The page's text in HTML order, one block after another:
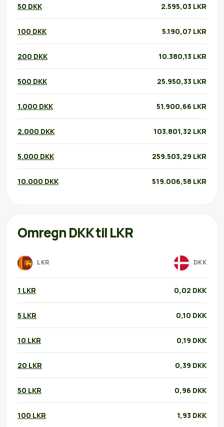
50 DKK 2.595,03 LKR
100 DKK 5.190,07 LKR
200 DKK 10.380,13 LKR
500 DKK 25.950,33 LKR
1.000 DKK 51.900,66 LKR
2.000 DKK 103.801,32 LKR
5.000 DKK 259.503,29 LKR
10.000 DKK 519.006,58 LKR
Omregn DKK til LKR
LKR DKK
1 LKR 0,02 DKK
5 LKR 0,10 DKK
10 LKR 0,19 DKK
20 LKR 0,39 DKK
50 LKR 0,96 DKK
100 LKR 1,93 DKK